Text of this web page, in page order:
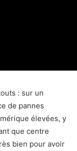
: sur un
de pannes
élevées, y
que centre
bien pour avoir